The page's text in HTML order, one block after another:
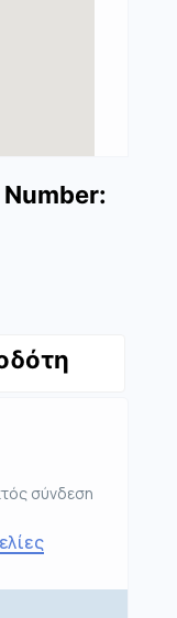
σύνδεση